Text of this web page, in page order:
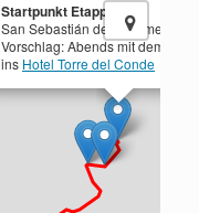
Startpunkt Etappe 6
San Sebastián de la Gomera
Vorschlag: Abends mit dem Bus
ins Hotel Torre del Conde